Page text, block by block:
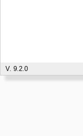
V. 9.2.0